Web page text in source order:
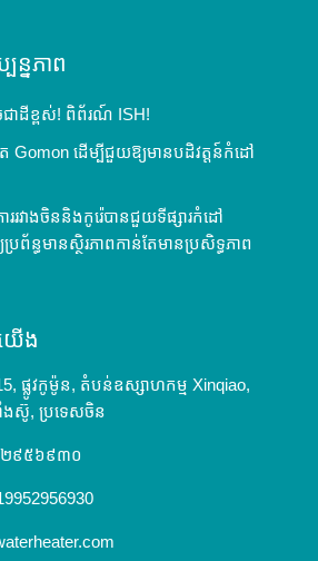
ន្នភាព
ាដីខ្ពស់! ពិព័រណ៍ ISH!
ត Gomon ដើម្បីជួយឱ្យមានបដិវត្តន៍កំដៅ
ររវាងចិននិងកូរ៉េបានជួយទីផ្សារកំដៅ
ប្រព័ន្ធមានស្ថិរភាពកាន់តែមានប្រសិទ្ធភាព
ើង
ផ្លូវកូម៉ូន, តំបន់ឧស្សាហកម្ម Xinqiao,
ងស៊ូ, ប្រទេសចិន
២៩៥៦៩៣០